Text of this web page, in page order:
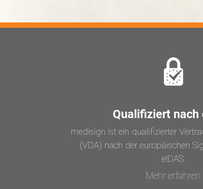
Qualifiziert nach
medisign ist ein qualifizierter
(VDA) nach der europäischen
eIDAS.
Mehr erfahren